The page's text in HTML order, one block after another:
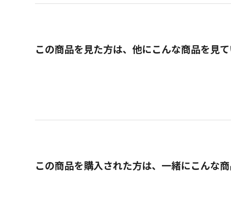
この商品を見た方は、他にこんな商品を見
この商品を購入された方は、一緒にこんな商